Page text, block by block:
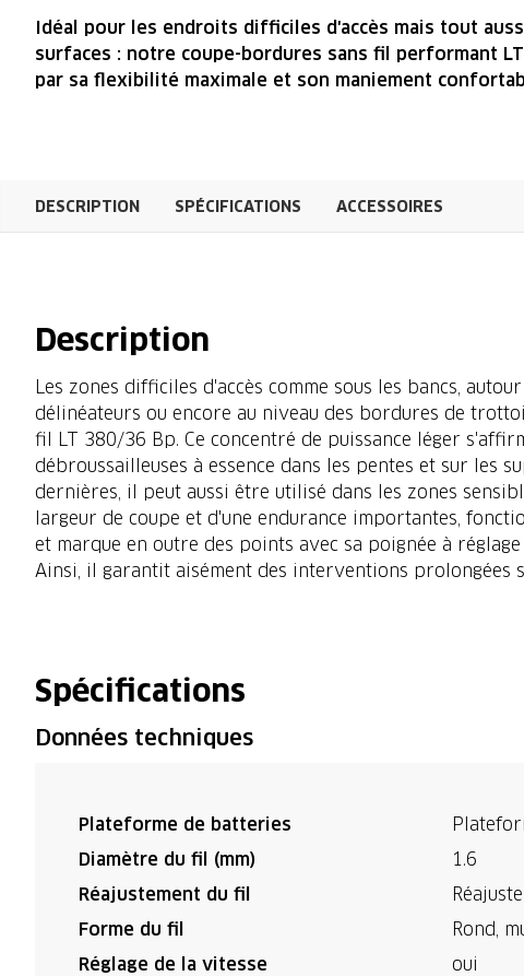
Idéal pour les endroits difficiles d'accès mais tout
surfaces : notre coupe-bordures sans fil performant
par sa flexibilité maximale et son maniement
DESCRIPTION SPÉCIFICATIONS ACCESSOIRES
Description
Les zones difficiles d'accès comme sous les bancs,
délinéateurs ou encore au niveau des bordures de
fil LT 380/36 Bp. Ce concentré de puissance léger
débroussailleuses à essence dans les pentes et sur les
dernières, il peut aussi être utilisé dans les zones
largeur de coupe et d'une endurance importantes,
et marque en outre des points avec sa poignée à
Ainsi, il garantit aisément des interventions prolongées
Spécifications
Données techniques
Plateforme de batteries
Diamètre du fil (mm)
1.6
Réajustement du fil
Forme du fil
Rond,
Réglage de la vitesse
oui